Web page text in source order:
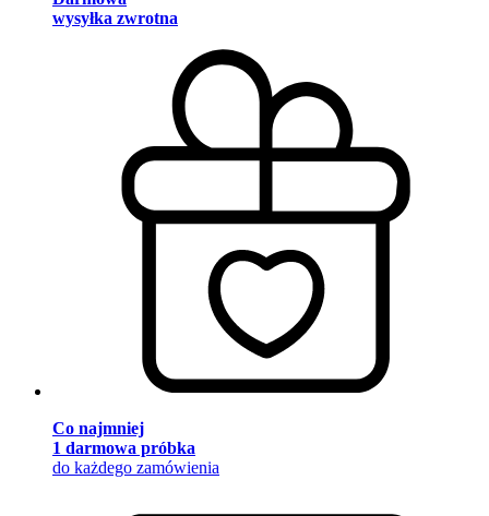
wysyłka zwrotna
Co najmniej
1 darmowa próbka
do każdego zamówienia